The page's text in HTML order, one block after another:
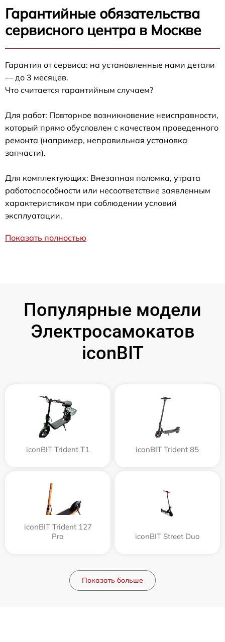
Гарантийные обязательства
сервисного центра в Москве
Гарантия от сервиса: на установленные нами детали
— до 3 месяцев.
Что считается гарантийным случаем?
Для работ: Повторное возникновение неисправности,
который прямо обусловлен с качеством проведенного
ремонта (например, неправильная установка
запчасти).
Для комплектующих: Внезапная поломка, утрата
работоспособности или несоответствие заявленным
характеристикам при соблюдении условий
эксплуатации.
Показать полностью
Популярные модели
Электросамокатов
iconBIT
iconBIT Trident T1 iconBIT Trident 85
iconBIT Trident 127
Pro
iconBIT Street Duo
Показать больше